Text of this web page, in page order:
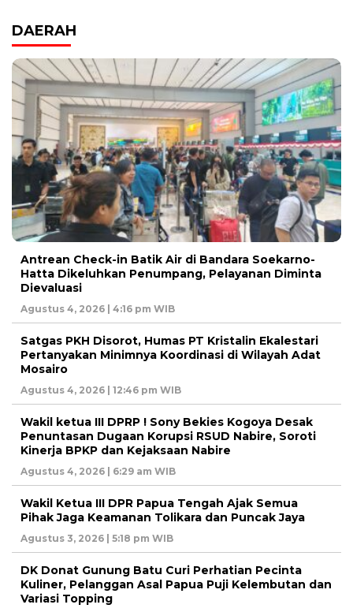
DAERAH
Antrean Check-in Batik Air di Bandara Soekarno-
Hatta Dikeluhkan Penumpang, Pelayanan Diminta
Dievaluasi
Agustus 4, 2026 | 4:16 pm WIB
Satgas PKH Disorot, Humas PT Kristalin Ekalestari
Pertanyakan Minimnya Koordinasi di Wilayah Adat
Mosairo
Agustus 4, 2026 | 12:46 pm WIB
Wakil ketua III DPRP ! Sony Bekies Kogoya Desak
Penuntasan Dugaan Korupsi RSUD Nabire, Soroti
Kinerja BPKP dan Kejaksaan Nabire
Agustus 4, 2026 | 6:29 am WIB
Wakil Ketua III DPR Papua Tengah Ajak Semua
Pihak Jaga Keamanan Tolikara dan Puncak Jaya
Agustus 3, 2026 | 5:18 pm WIB
DK Donat Gunung Batu Curi Perhatian Pecinta
Kuliner, Pelanggan Asal Papua Puji Kelembutan dan
Variasi Topping